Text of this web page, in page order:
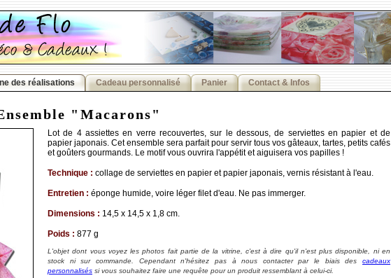
des réalisations Cadeau personnalisé Panier Contact & Infos
"Macarons"
Lot de 4 assiettes en verre recouvertes, sur le dessous, de serviettes en papier et de
papier japonais. Cet ensemble sera parfait pour servir tous vos gâteaux, tartes, petits cafés
et goûters gourmands. Le motif vous ouvrira l'appétit et aiguisera vos papilles !
Technique : collage de serviettes en papier et papier japonais, vernis résistant à l'eau.
Entretien : éponge humide, voire léger filet d'eau. Ne pas immerger.
Dimensions : 14,5 x 14,5 x 1,8 cm.
Poids : 877 g
L'objet dont vous voyez les photos fait partie de la vitrine, c'est à dire qu'il n'est plus disponible, ni en
stock ni sur commande. Cependant n'hésitez pas à nous contacter par le biais des cadeaux
personnalisés si vous souhaitez faire une requête pour un produit ressemblant à celui-ci.